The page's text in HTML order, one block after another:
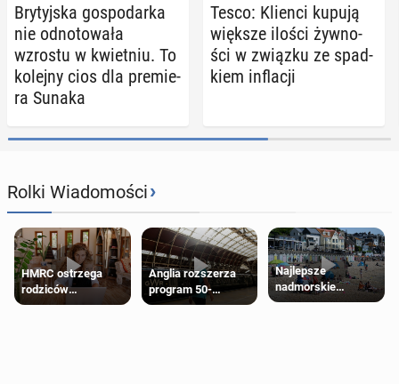
Bry­tyj­ska go­spo­dar­ka
nie od­no­to­wa­ła
wzrostu w kwiet­niu. To
kolejny cios dla pre­mie­
ra Sunaka
Tesco: Klienci kupują
większe ilości żyw­no­
ści w związku ze spad­
kiem in­fla­cji
Rolki Wiadomości›
HMRC ostrzega
rodziców
pobierających Child
Anglia rozszerza
program 50-
procentowych
Najlepsze
nadmorskie
miasteczko blisko